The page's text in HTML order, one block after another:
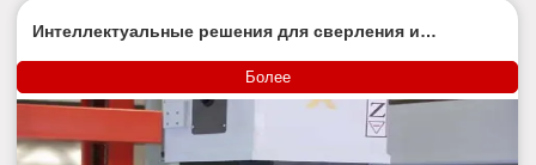
Интеллектуальные решения для сверления и
Более